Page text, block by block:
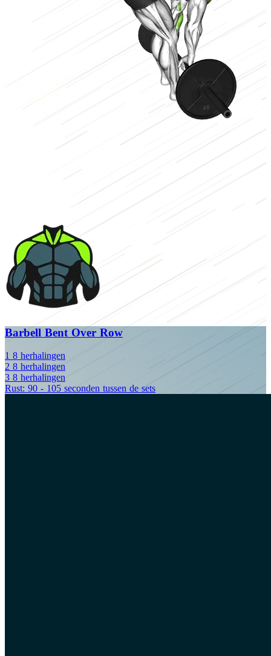
Barbell Bent Over Row
1 8 herhalingen
2 8 herhalingen
3 8 herhalingen
Rust: 90 - 105 seconden tussen de sets